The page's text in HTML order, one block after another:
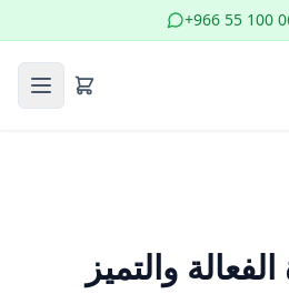
+966 55 100
والتميز